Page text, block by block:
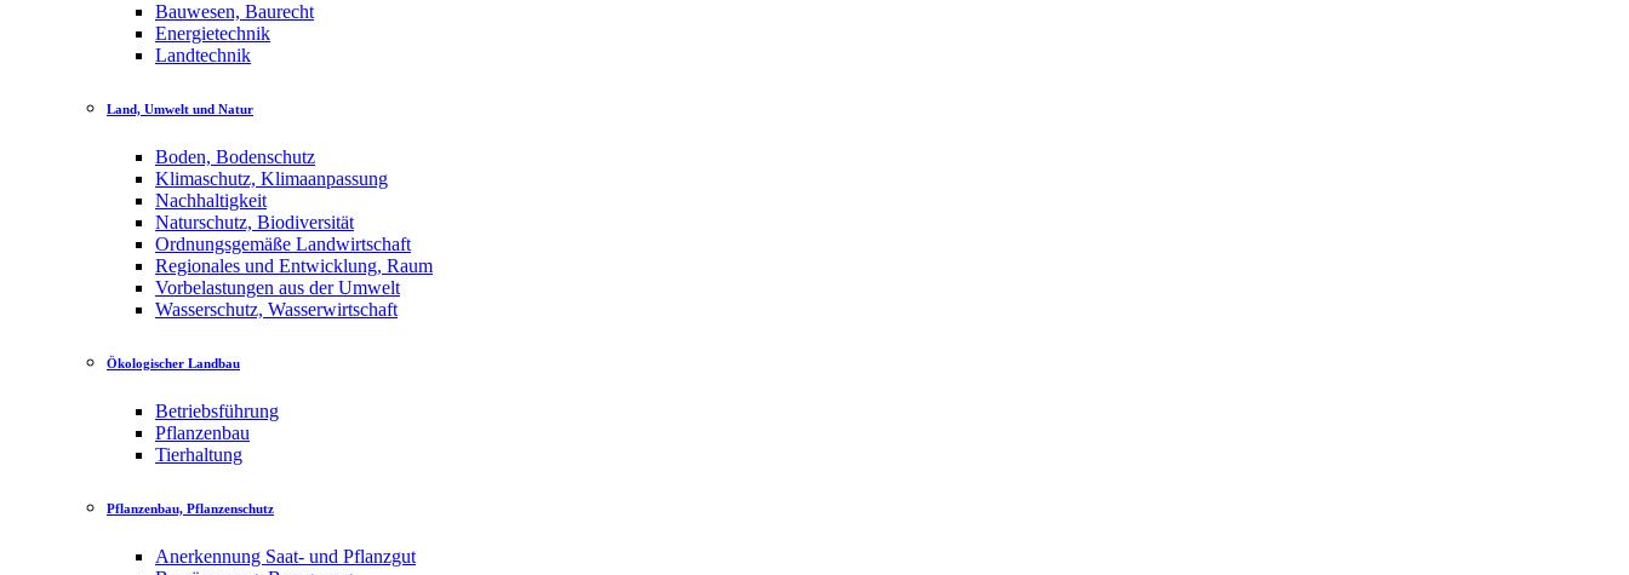
Bauwesen, Baurecht
Energietechnik
Landtechnik
Land, Umwelt und Natur
Boden, Bodenschutz
Klimaschutz, Klimaanpassung
Nachhaltigkeit
Naturschutz, Biodiversität
Ordnungsgemäße Landwirtschaft
Regionales und Entwicklung, Raum
Vorbelastungen aus der Umwelt
Wasserschutz, Wasserwirtschaft
Ökologischer Landbau
Betriebsführung
Pflanzenbau
Tierhaltung
Pflanzenbau, Pflanzenschutz
Anerkennung Saat- und Pflanzgut